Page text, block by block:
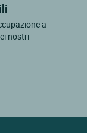
a
nostri